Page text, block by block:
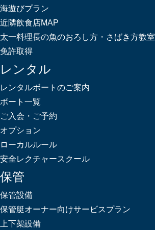
海遊びプラン
近隣飲食店MAP
太一料理長の魚のおろし方・さばき方教室
免許取得
レンタル
レンタルボートのご案内
ボート一覧
ご入会・ご予約
オプション
ローカルルール
安全レクチャースクール
保管
保管設備
保管艇オーナー向けサービスプラン
上下架設備